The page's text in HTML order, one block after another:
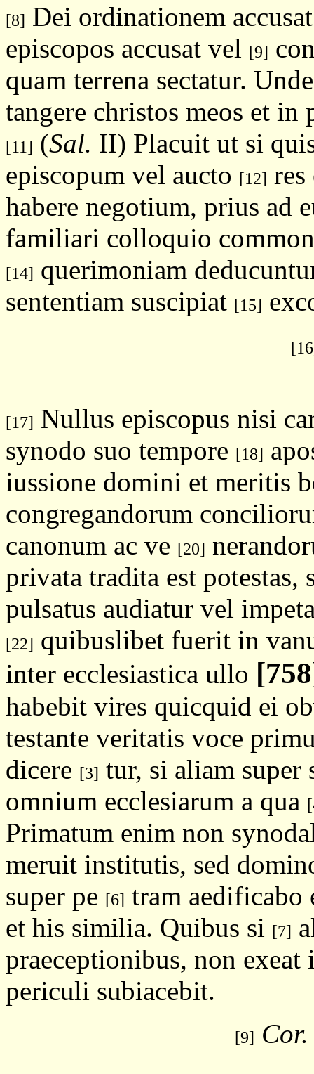
[8] Dei ordinationem
episcopos accusat vel [9]
quam terrena sectatur.
tangere christos meos et
[11] (Sal. II) Placuit ut si
episcopum vel aucto [12]
habere negotium, prius ad
familiari colloquio
[14] querimoniam
sententiam suscipiat [15]
[17] Nullus episcopus nisi
synodo suo tempore [18]
iussione domini et meritis
congregandorum
canonum ac ve [20]
privata tradita est potestas,
pulsatus audiatur vel
[22] quibuslibet fuerit in
inter ecclesiastica ullo
habebit vires quicquid ei
testante veritatis voce
dicere [3] tur, si aliam super
omnium ecclesiarum a qua
Primatum enim non
meruit institutis, sed
super pe [6] tram aedificabo
et his similia. Quibus si [7]
praeceptionibus, non
periculi subiacebit.
[9]